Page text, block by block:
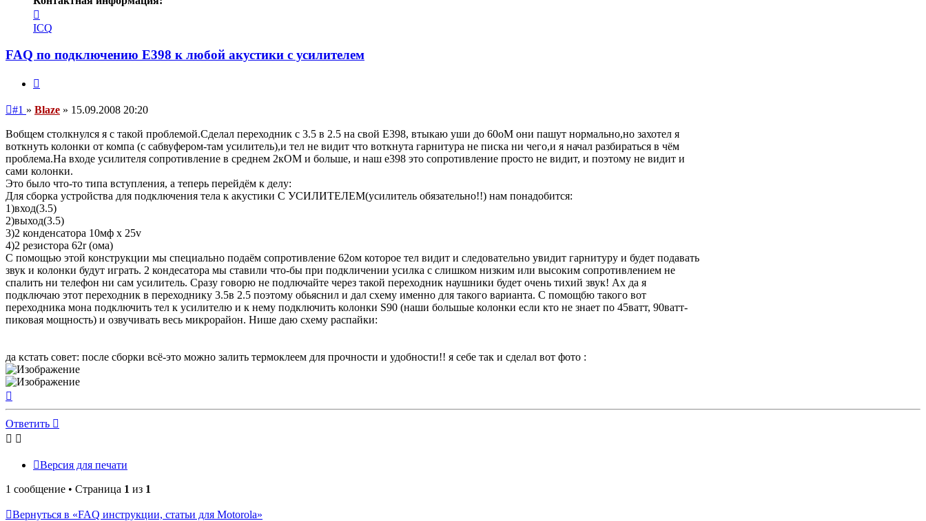
информация
пользователя
ICQ
FAQ по подключению E398 к любой акустики с усилителем
Непрочитанное
#1 » Blaze » 15.09.2008 20:20
Вобщем столкнулся я с такой проблемой.Сделал переходник с 3.5 в 2.5 на свой E398, втыкаю уши до 60оМ они пашут нормально,но захотел я
воткнуть колонки от компа (с сабвуфером-там усилитель),и тел не видит что воткнута гарнитура не писка ни чего,и я начал разбираться в чём
проблема.На входе усилителя сопротивление в среднем 2кОМ и больше, и наш е398 это сопротивление просто не видит, и поэтому не видит и
сами колонки.
Это было что-то типа вступления, а теперь перейдём к делу:
Для сборка устройства для подключения тела к акустики С УСИЛИТЕЛЕМ(усилитель обязательно!!) нам понадобится:
1)вход(3.5)
2)выход(3.5)
3)2 конденсатора 10мф x 25v
4)2 резистора 62r (ома)
С помощью этой конструкции мы специально подаём сопротивление 62ом которое тел видит и следовательно увидит гарнитуру и будет подавать
звук и колонки будут играть. 2 кондесатора мы ставили что-бы при подкличении усилка с слишком низким или высоким сопротивлением не
спалить ни телефон ни сам усилитель. Сразу говорю не подлючайте через такой переходник наушники будет очень тихий звук! Ах да я
подключаю этот переходник в переходнику 3.5в 2.5 поэтому обьяснил и дал схему именно для такого варианта. С помощбю такого вот
переходника мона подключить тел к усилителю и к нему подключить колонки S90 (наши большые колонки если кто не знает по 45ватт, 90ватт-
пиковая мощность) и озвучивать весь микрорайон. Нише даю схему распайки:
да кстать совет: после сборки всё-это можно залить термоклеем для прочности и удобности!! я себе так и сделал вот фото :
началу
Ответить
Версия для печати
1 сообщение • Страница 1 из 1
Вернуться в «FAQ инструкции, статьи для Motorola»